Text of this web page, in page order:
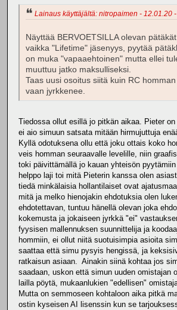
Lainaus käyttäjältä: nitropaimen - 12.01.20
Näyttää BERVOETSILLA olevan
vaikka "Lifetime" jäsenyys, pyytää
on muka "vapaaehtoinen" mutta ellei
muuttuu jatko maksulliseksi.
Taas uusi osoitus siitä kuin RC
vaan jyrkkenee.
Tiedossa ollut esillä jo pitkän aikaa. Pieter
ei aio simuun satsata mitään hirmujuttuja
Kyllä odotuksena ollu että joku ottais koko
veis homman seuraavalle levelille, niin
toki päivittämällä jo kauan yhteisön
helppo laji toi mitä Pieterin kanssa olen
tiedä minkälaisia hollantilaiset ovat
mitä ja melko hienojakin ehdotuksia olen
ehdotettavan, tuntuu hänellä olevan joka
kokemusta ja jokaiseen jyrkkä "ei"
fyysisen mallennuksen suunnittelija ja
hommiin, ei ollut niitä suotuisimpia asioita
saattaa että simu pysyis hengissä, ja
ratkaisun asiaan. Ainakin siinä kohtaa jos
saadaan, uskon että simun uuden omistajan
lailla pöytä, mukaanlukien "edellisen"
Mutta on semmoseen kohtaloon aika pitkä
ostin kyseisen AI lisenssin kun se